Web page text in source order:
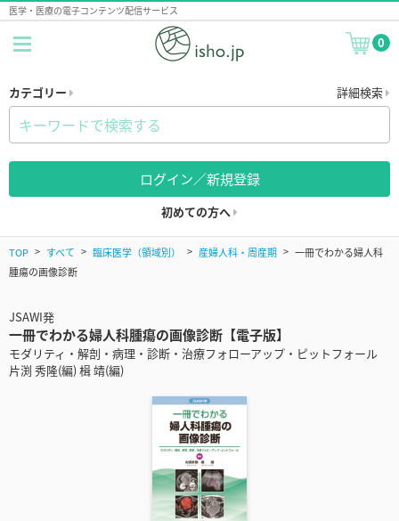
医学・医療の電子コンテンツ配信サービス
0
カテゴリー 詳細検索
ログイン／新規登録
初めての方へ
TOP すべて 臨床医学（領域別） 産婦人科・周産期
一冊でわかる婦人科
腫瘍の画像診断
JSAWI発
一冊でわかる婦人科腫瘍の画像診断【電子版】
モダリティ・解剖・病理・診断・治療フォローアップ・ピットフォール
片渕 秀隆(編) 楫 靖(編)